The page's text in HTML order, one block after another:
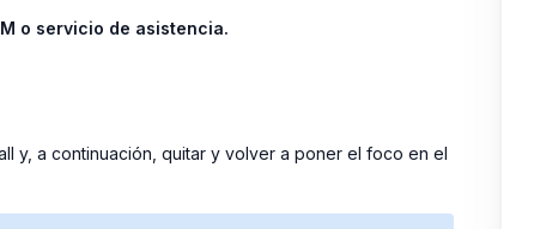
o servicio de asistencia.
y, a continuación, quitar y volver a poner el foco en el